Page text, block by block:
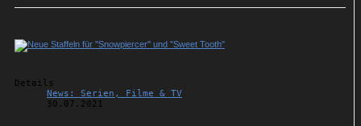
Details
News: Serien, Filme & TV
30.07.2021